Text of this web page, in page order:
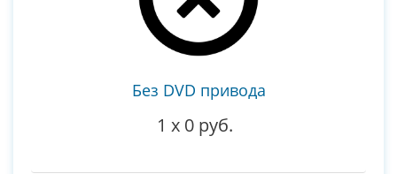
Без DVD привода
1 x 0 руб.